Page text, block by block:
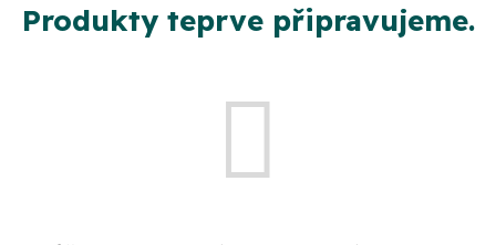
Produkty teprve připravujeme.